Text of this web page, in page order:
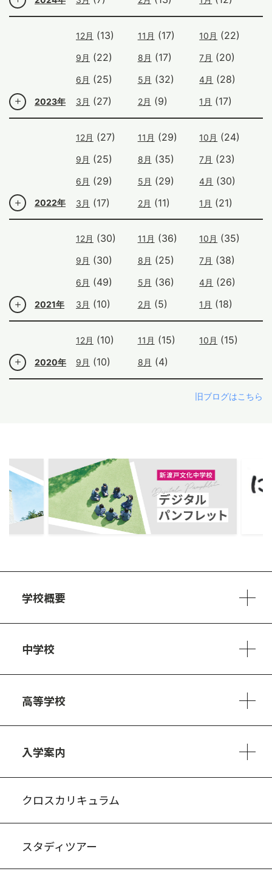
2023年
12月 (13) 11月 (17) 10月 (22)
9月 (22) 8月 (17) 7月 (20)
6月 (25) 5月 (32) 4月 (28)
3月 (27) 2月 (9) 1月 (17)
2022年
12月 (27) 11月 (29) 10月 (24)
9月 (25) 8月 (35) 7月 (23)
6月 (29) 5月 (29) 4月 (30)
3月 (17) 2月 (11) 1月 (21)
2021年
12月 (30) 11月 (36) 10月 (35)
9月 (30) 8月 (25) 7月 (38)
6月 (49) 5月 (36) 4月 (26)
3月 (10) 2月 (5) 1月 (18)
2020年
12月 (10) 11月 (15) 10月 (15)
9月 (10) 8月 (4)
旧ブログはこちら
学校概要
中学校
高等学校
入学案内
クロスカリキュラム
スタディツアー